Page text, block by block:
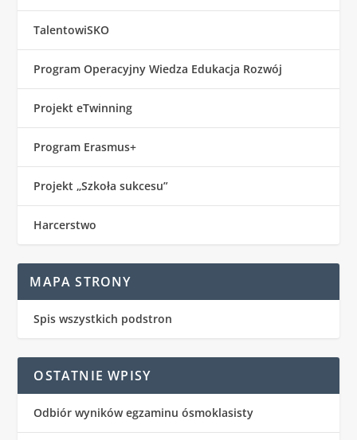
TalentowiSKO
Program Operacyjny Wiedza Edukacja Rozwój
Projekt eTwinning
Program Erasmus+
Projekt „Szkoła sukcesu”
Harcerstwo
MAPA STRONY
Spis wszystkich podstron
OSTATNIE WPISY
Odbiór wyników egzaminu ósmoklasisty